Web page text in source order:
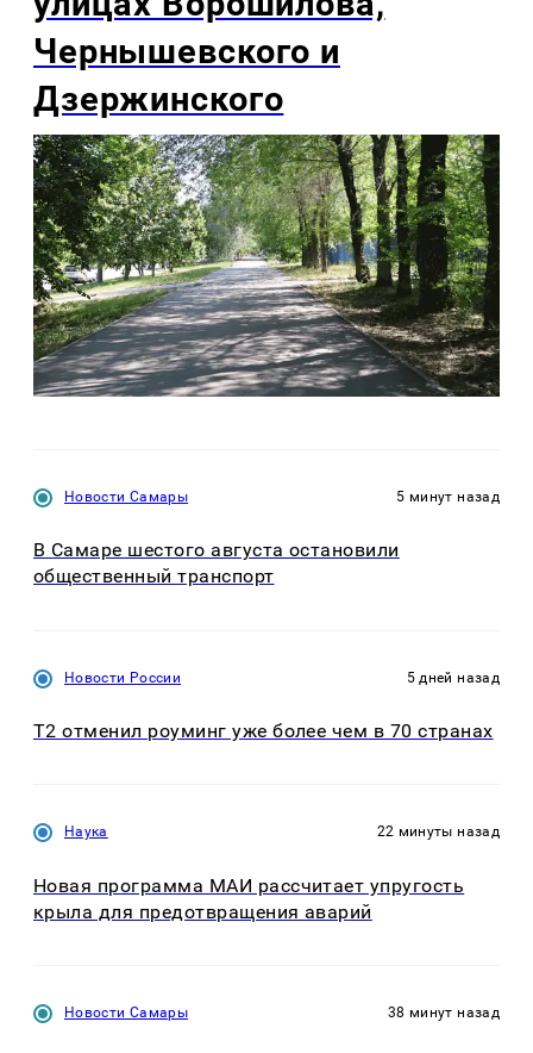
Чернышевского и
Дзержинского
Новости Самары 5 минут назад
В Самаре шестого августа остановили
общественный транспорт
Новости России 5 дней назад
Т2 отменил роуминг уже более чем в 70 странах
Наука 22 минуты назад
Новая программа МАИ рассчитает упругость
крыла для предотвращения аварий
Новости Самары 38 минут назад